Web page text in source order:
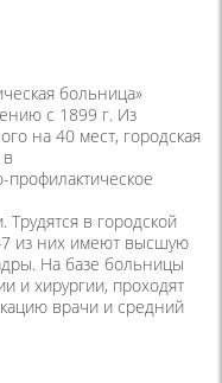
больница»
с 1899 г. Из
на 40 мест, городская
в городской
из них имеют высшую
На базе больницы
и хирургии, проходят
врачи и средний